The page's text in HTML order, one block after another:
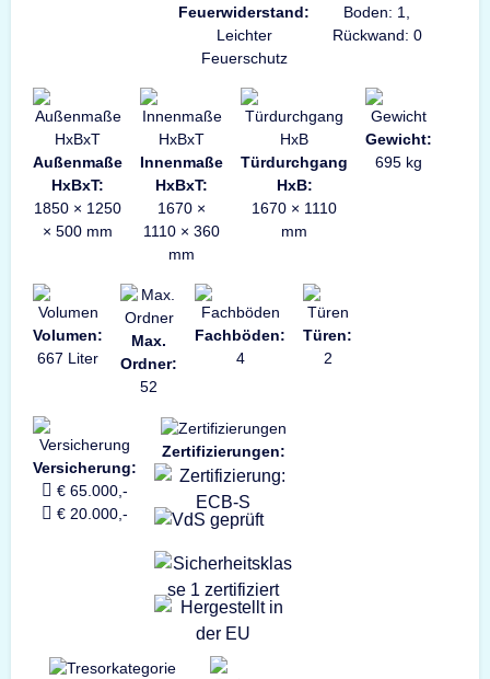
Feuerwiderstand:
Leichter
Feuerschutz
Boden: 1,
Rückwand: 0
Außenmaße
HxBxT:
1850 × 1250
× 500 mm
Innenmaße
HxBxT:
1670 ×
1110 × 360
mm
Türdurchgang
HxB:
1670 × 1110
mm
Gewicht:
695 kg
Volumen:
667 Liter
Max.
Ordner:
52
Fachböden:
4
Türen:
2
Versicherung:
€ 65.000,-
€ 20.000,-
Zertifizierungen: